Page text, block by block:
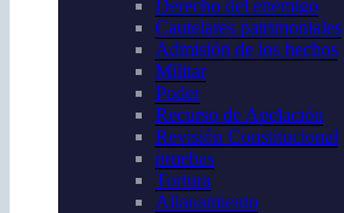
Derecho del enemigo
Cautelares patrimoniales
Admisión de los hechos
Militar
Poder
Recurso de Apelación
Revisión Constitucional
pruebas
Tortura
Allanamiento